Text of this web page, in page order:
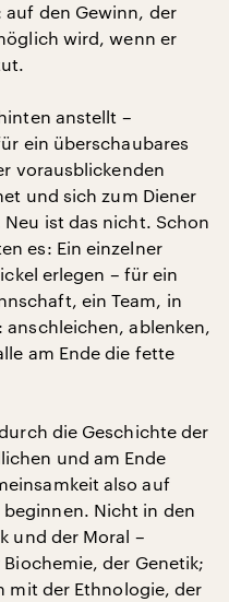
den Gewinn, der
wird, wenn er
anstellt –
ein überschaubares
vorausblickenden
und sich zum Diener
ist das nicht. Schon
es: Ein einzelner
erlegen – für ein
ein Team, in
anschleichen, ablenken,
am Ende die fette
die Geschichte der
und am Ende
also auf
Nicht in den
und der Moral –
der Genetik;
mit der Ethnologie, der